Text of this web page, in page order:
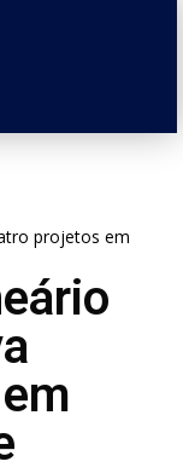
projetos em